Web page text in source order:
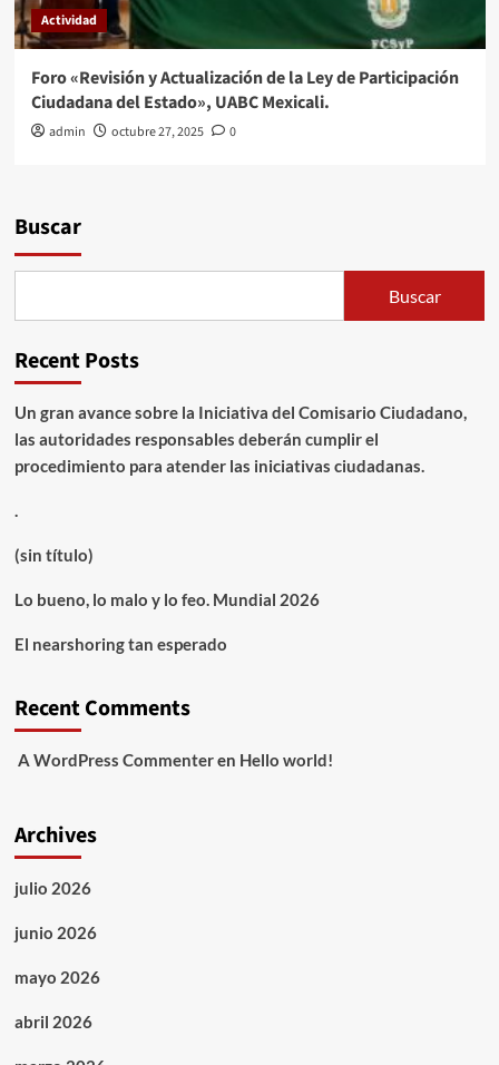
Actividad
Foro «Revisión y Actualización de la Ley de Participación
Ciudadana del Estado», UABC Mexicali.
admin octubre 27, 2025 0
Buscar
Buscar
Recent Posts
Un gran avance sobre la Iniciativa del Comisario Ciudadano,
las autoridades responsables deberán cumplir el
procedimiento para atender las iniciativas ciudadanas.
.
(sin título)
Lo bueno, lo malo y lo feo. Mundial 2026
El nearshoring tan esperado
Recent Comments
A WordPress Commenteren Hello world!
Archives
julio 2026
junio 2026
mayo 2026
abril 2026